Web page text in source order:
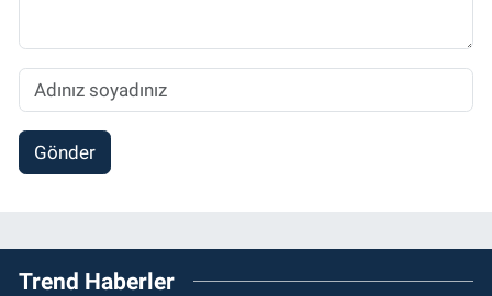
Gönder
Trend Haberler